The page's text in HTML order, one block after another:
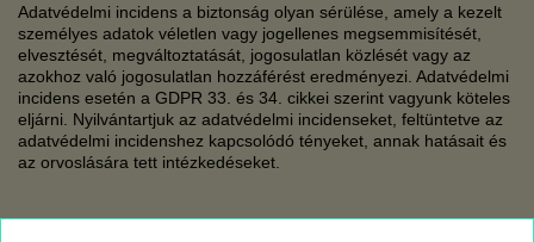
Adatvédelmi incidens a biztonság olyan sérülése, amely a kezelt
személyes adatok véletlen vagy jogellenes megsemmisítését,
elvesztését, megváltoztatását, jogosulatlan közlését vagy az
azokhoz való jogosulatlan hozzáférést eredményezi. Adatvédelmi
incidens esetén a GDPR 33. és 34. cikkei szerint vagyunk köteles
eljárni. Nyilvántartjuk az adatvédelmi incidenseket, feltüntetve az
adatvédelmi incidenshez kapcsolódó tényeket, annak hatásait és
az orvoslására tett intézkedéseket.